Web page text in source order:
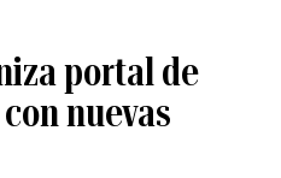
portal de
nuevas